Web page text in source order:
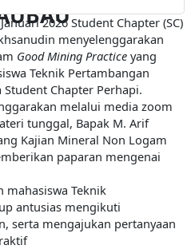
2026 Student Chapter (SC)
menyelenggarakan
Good Mining Practiceyang
Teknik Pertambangan
Chapter Perhapi.
melalui media zoom
tunggal, Bapak M. Arif
Kajian Mineral Non Logam
paparan mengenai
mahasiswa Teknik
antusias mengikuti
serta mengajukan pertanyaan